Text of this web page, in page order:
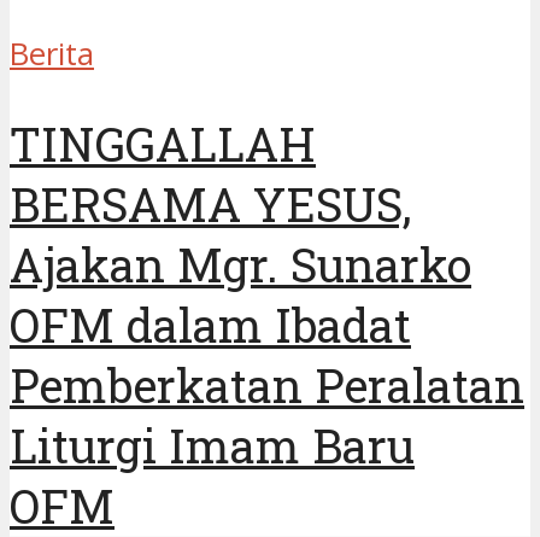
Berita
TINGGALLAH
BERSAMA YESUS,
Ajakan Mgr. Sunarko
OFM dalam Ibadat
Pemberkatan Peralatan
Liturgi Imam Baru
OFM